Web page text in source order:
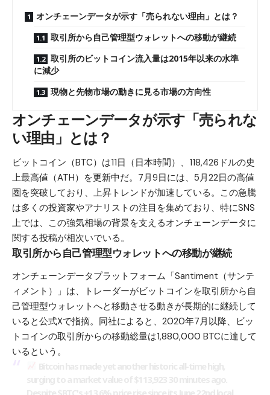
オンチェーンデータが示す「売られない理由」とは？
取引所から自己管理型ウォレットへの移動が継続
取引所のビットコイン流入量は2015年以来の水準
に減少
現物と先物市場の動きに見る市場の方向性
オンチェーンデータが示す「売られな
い理由」とは？
ビットコイン（BTC） は11日（日本時間）、118,426ドルの史
上最高値（ATH）を更新中だ。7月9日には、5月22日の高値
圏を突破しており、上昇トレンドが加速している。この急騰
は多くの投資家やアナリストの注目を集めており、特にSNS
上では、この強気相場の背景を支えるオンチェーンデータに
関する投稿が相次いでいる。
取引所から自己管理型ウォレットへの移動が継続
オンチェーンデータプラットフォーム「Santiment（サンテ
ィメント）」は、トレーダーがビットコインを取引所から自
己管理型ウォレットへと移動させる動きが長期的に継続して
いると公式Xで指摘。同社によると、2020年7月以降、ビッ
トコインの取引所からの移動総量は1,880,000 BTCに達して
いるという。